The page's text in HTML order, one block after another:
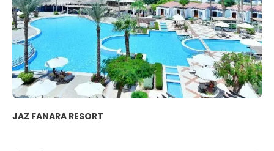
JAZ FANARA RESORT